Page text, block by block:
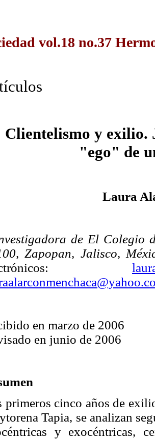
vol.18 no.37
Clientelismo y exilio.
"ego" de
Laura
de El Colegio
Zapopan, Jalisco,
en marzo de 2006
en junio de 2006
primeros cinco años de
Tapia, se analizan
y exocéntricas,